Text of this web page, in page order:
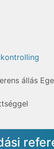
állás